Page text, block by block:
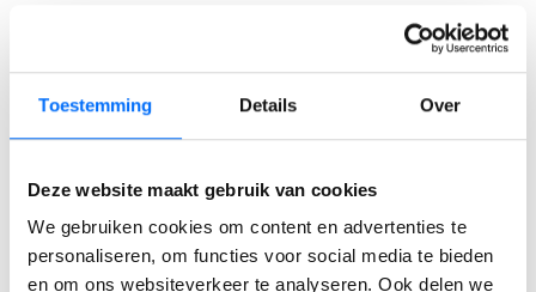
Toestemming Details Over
Deze website maakt gebruik van cookies
We gebruiken cookies om content en advertenties te
personaliseren, om functies voor social media te bieden
en om ons websiteverkeer te analyseren. Ook delen we
Andere Business Central